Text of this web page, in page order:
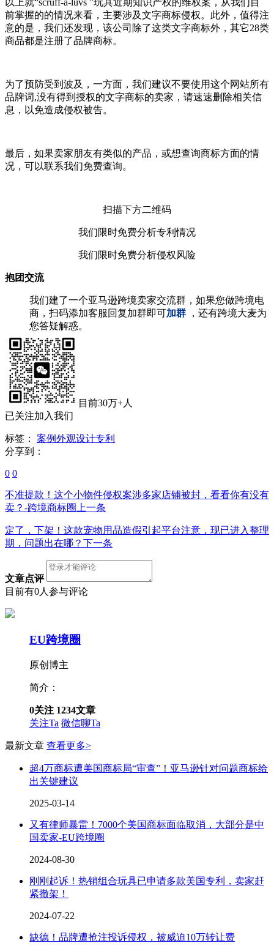
前掌握的的情况来看，主要涉及文字商标侵权。此外，值得注
意的是，我们还发现，该公司除了这类文字商标外，其它28类
商品都是注册了品牌商标。
为了预防受到波及，一方面，我们建议不要使用这个网站所有
品牌词,没有得到授权的文字商标的卖家，请速速删除相关信
息，以免造成侵权被告。
最后，如果卖家朋友有类似的产品，或想查询商标方面的情
况，可以联系我们免费查询。
扫描下方二维码
我们限时免费分析专利情况
我们限时免费分析侵权风险
抱团交流
我们建了一个亚马逊跨境卖家交流群，如果您做跨境电
商，扫码添加客服回复加群即可加群
，还有跨境大麦为
您答疑解惑。
目前30万+人
已关注加入我们
标签： 案例外观设计专利
分享到：
0 0
不准提款！这个小物件侵权案涉多家店铺被封，看看你有没有
卖？-跨境商标圈 上一条
​定了，下架！这款宠物用品造假引起平台注意，现已进入整理
期，问题出在哪？ 下一条
文章点评
目前有0人参与评论
EU跨境圈
原创博主
简介：
0关注 1234文章
关注Ta 微信聊Ta
最新文章 查看更多>
超4万商标遭美国商标局“审查”！亚马逊针对问题商标给
出关键建议
2025-03-14
又有律师暴雷！7000个美国商标面临取消，大部分是中
国卖家-EU跨境圈
2024-08-30
刚刚起诉！热销组合玩具已申请多款美国专利，卖家赶
紧撤架！
2024-07-22
缺德！品牌遭抢注投诉侵权，被威迫10万转让费